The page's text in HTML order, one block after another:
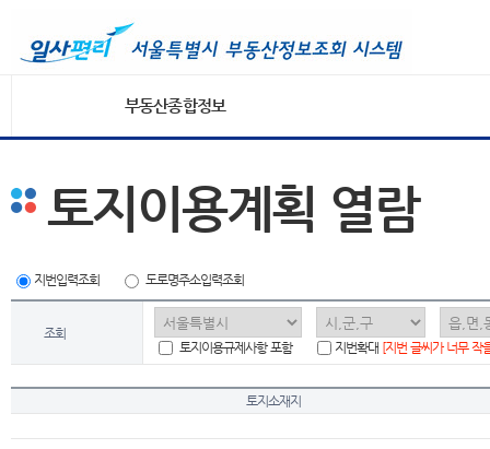
부동산종합정보
토지이용계획 열람
지번입력조회 도로명주소입력조회
조회
토지이용규제사항 포함
지번확대 [지번 글씨가 너무 작
토지소재지